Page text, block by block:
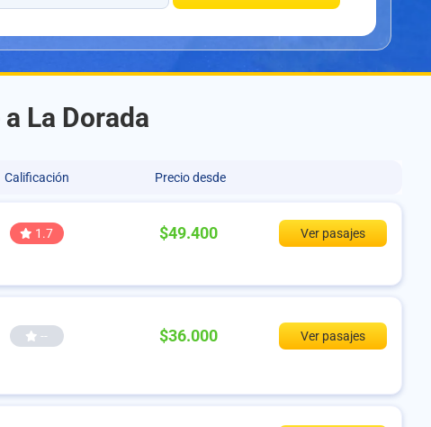
La Dorada
Calificación Precio desde
1.7 $49.400 Ver pasajes
-- $36.000 Ver pasajes